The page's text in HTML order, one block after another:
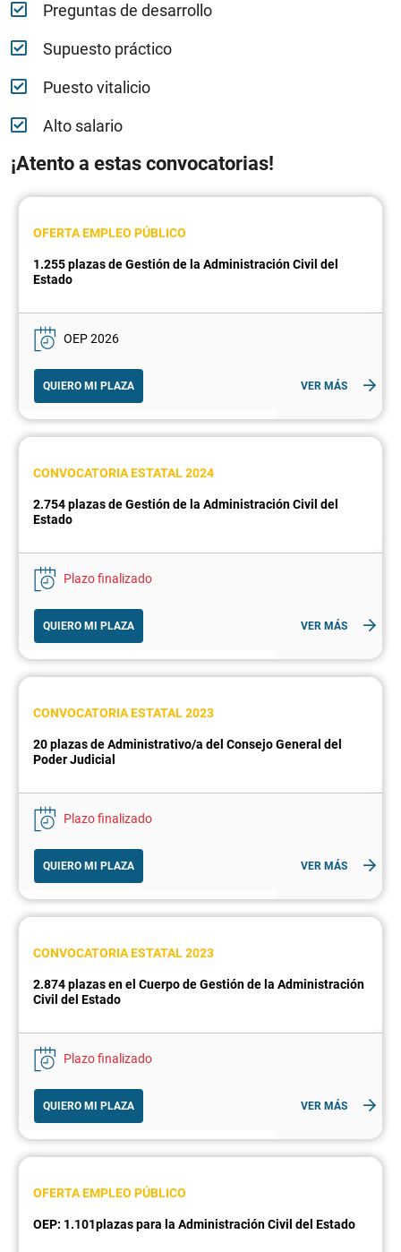
Preguntas de desarrollo
Supuesto práctico
Puesto vitalicio
Alto salario
¡Atento a estas convocatorias!
OFERTA EMPLEO PÚBLICO
1.255 plazas de Gestión de la Administración Civil del
Estado
OEP 2026
QUIERO MI PLAZA VER MÁS
CONVOCATORIA ESTATAL 2024
2.754 plazas de Gestión de la Administración Civil del
Estado
Plazo finalizado
QUIERO MI PLAZA VER MÁS
CONVOCATORIA ESTATAL 2023
20 plazas de Administrativo/a del Consejo General del
Poder Judicial
Plazo finalizado
QUIERO MI PLAZA VER MÁS
CONVOCATORIA ESTATAL 2023
2.874 plazas en el Cuerpo de Gestión de la Administración
Civil del Estado
Plazo finalizado
QUIERO MI PLAZA VER MÁS
OFERTA EMPLEO PÚBLICO
OEP: 1.101plazas para la Administración Civil del Estado